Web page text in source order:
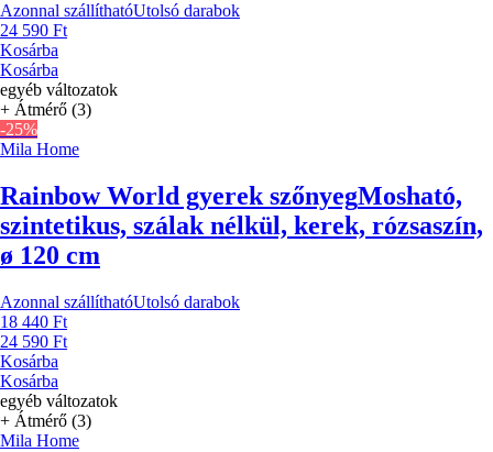
Azonnal szállíthatóUtolsó darabok
24 590 Ft
Kosárba
Kosárba
egyéb változatok
+ Átmérő (3)
-25%
Mila Home
Rainbow World gyerek szőnyegMosható,
szintetikus, szálak nélkül, kerek, rózsaszín,
ø 120 cm
Azonnal szállíthatóUtolsó darabok
18 440 Ft
24 590 Ft
Kosárba
Kosárba
egyéb változatok
+ Átmérő (3)
Mila Home